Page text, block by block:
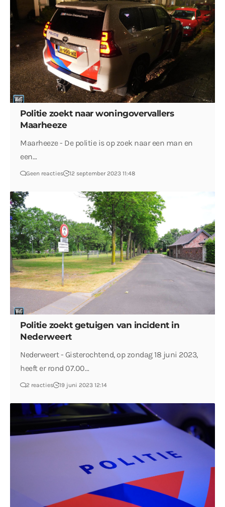
Politie zoekt naar woningovervallers
Maarheeze
Maarheeze - De politie is op zoek naar een man en
een…
Geen reacties 12 september 2023 11:48
Politie zoekt getuigen van incident in
Nederweert
Nederweert - Gisterochtend, op zondag 18 juni 2023,
heeft er rond 07.00…
2 reacties 19 juni 2023 12:14